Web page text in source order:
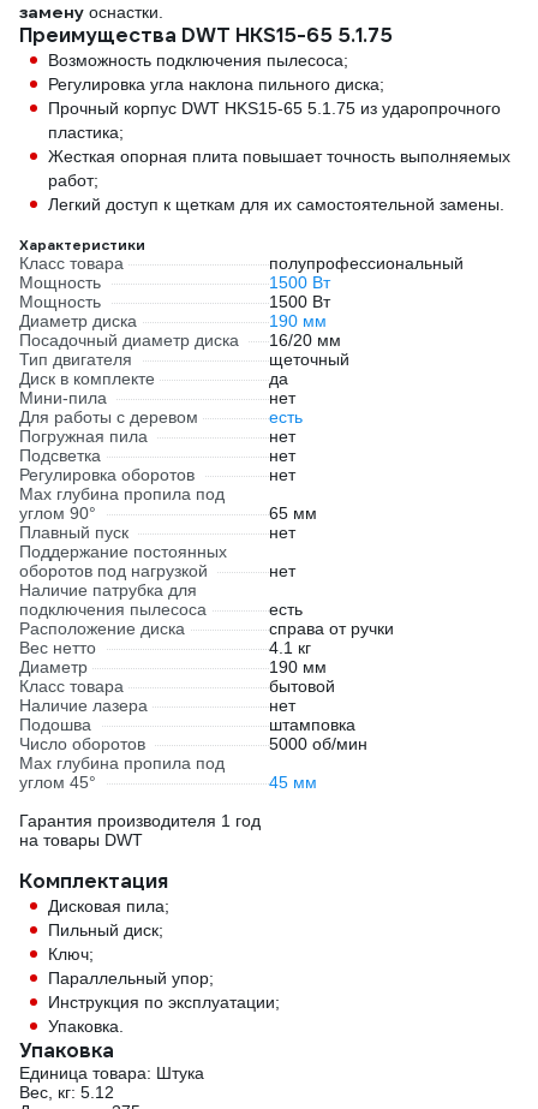
замену оснастки.
Преимущества DWT HKS15-65 5.1.75
Возможность подключения пылесоса;
Регулировка угла наклона пильного диска;
Прочный корпус DWT HKS15-65 5.1.75 из ударопрочного
пластика;
Жесткая опорная плита повышает точность выполняемых
работ;
Легкий доступ к щеткам для их самостоятельной замены.
Характеристики
Класс товара
полупрофессиональный
Мощность
1500 Вт
Мощность
1500 Вт
Диаметр диска
190 мм
Посадочный диаметр диска
16/20 мм
Тип двигателя
щеточный
Диск в комплекте
да
Мини-пила
нет
Для работы с деревом
есть
Погружная пила
нет
Подсветка
нет
Регулировка оборотов
нет
Max глубина пропила под
углом 90°
65 мм
Плавный пуск
нет
Поддержание постоянных
оборотов под нагрузкой
нет
Наличие патрубка для
подключения пылесоса
есть
Расположение диска
справа от ручки
Вес нетто
4.1 кг
Диаметр
190 мм
Класс товара
бытовой
Наличие лазера
нет
Подошва
штамповка
Число оборотов
5000 об/мин
Max глубина пропила под
углом 45°
45 мм
Гарантия производителя 1 год
на товары DWT
Комплектация
Дисковая пила;
Пильный диск;
Ключ;
Параллельный упор;
Инструкция по эксплуатации;
Упаковка.
Упаковка
Единица товара: Штука
Вес, кг: 5.12